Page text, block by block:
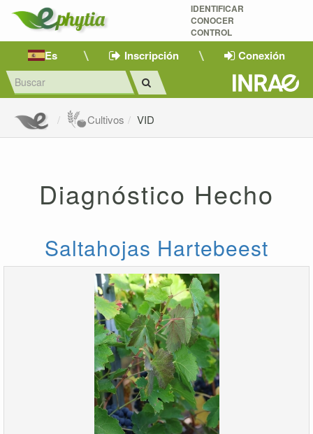
IDENTIFICAR
CONOCER
CONTROL
Es Inscripción Conexión
Cultivos VID
Diagnóstico Hecho
Saltahojas Hartebeest